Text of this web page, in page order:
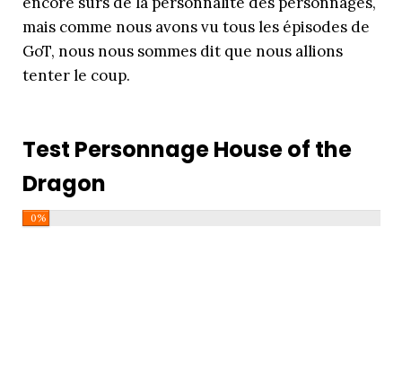
mais comme nous avons vu tous les épisodes de
GoT, nous nous sommes dit que nous allions
tenter le coup.
Test Personnage House of the
Dragon
0%